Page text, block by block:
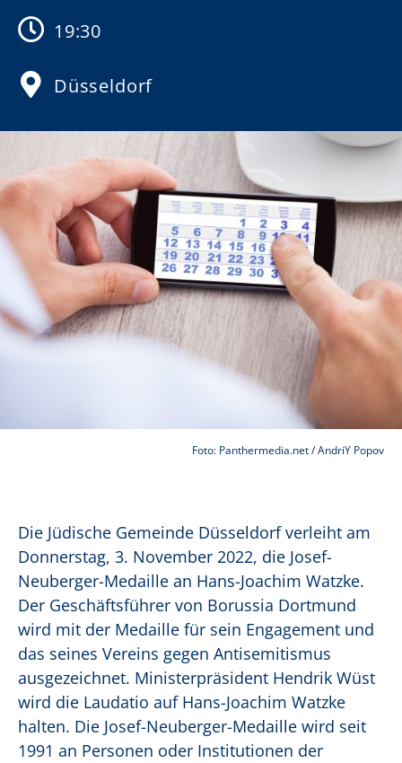
19:30
Düsseldorf
Foto: Panthermedia.net / AndriY Popov
Die Jüdische Gemeinde Düsseldorf verleiht am
Donnerstag, 3. November 2022, die Josef-
Neuberger-Medaille an Hans-Joachim Watzke.
Der Geschäftsführer von Borussia Dortmund
wird mit der Medaille für sein Engagement und
das seines Vereins gegen Antisemitismus
ausgezeichnet. Ministerpräsident Hendrik Wüst
wird die Laudatio auf Hans-Joachim Watzke
halten. Die Josef-Neuberger-Medaille wird seit
1991 an Personen oder Institutionen der